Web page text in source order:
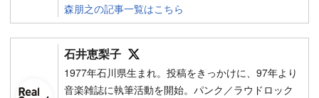
森朋之の記事一覧はこちら
石井恵梨子
1977年石川県生まれ。投稿をきっかけに、97年より
音楽雑誌に執筆活動を開始。パンク／ラウドロック